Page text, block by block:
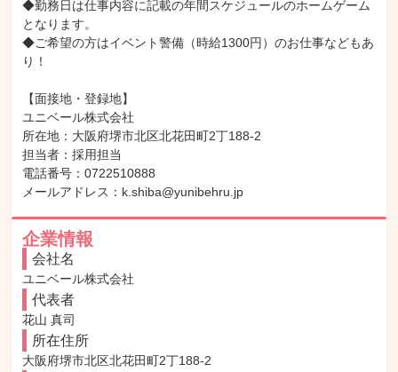
◆勤務日は仕事内容に記載の年間スケジュールのホームゲーム
となります。
◆ご希望の方はイベント警備（時給1300円）のお仕事などもあ
り！
【面接地・登録地】
ユニベール株式会社
所在地：大阪府堺市北区北花田町2丁188-2
担当者：採用担当
電話番号：0722510888
メールアドレス：k.shiba@yunibehru.jp
企業情報
会社名
ユニベール株式会社
代表者
花山 真司
所在住所
大阪府堺市北区北花田町2丁188-2